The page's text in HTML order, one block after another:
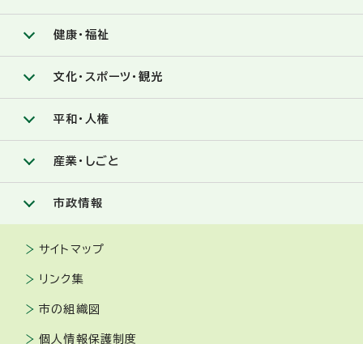
健康・福祉
文化・スポーツ・観光
平和・人権
産業・しごと
市政情報
サイトマップ
リンク集
市の組織図
個人情報保護制度